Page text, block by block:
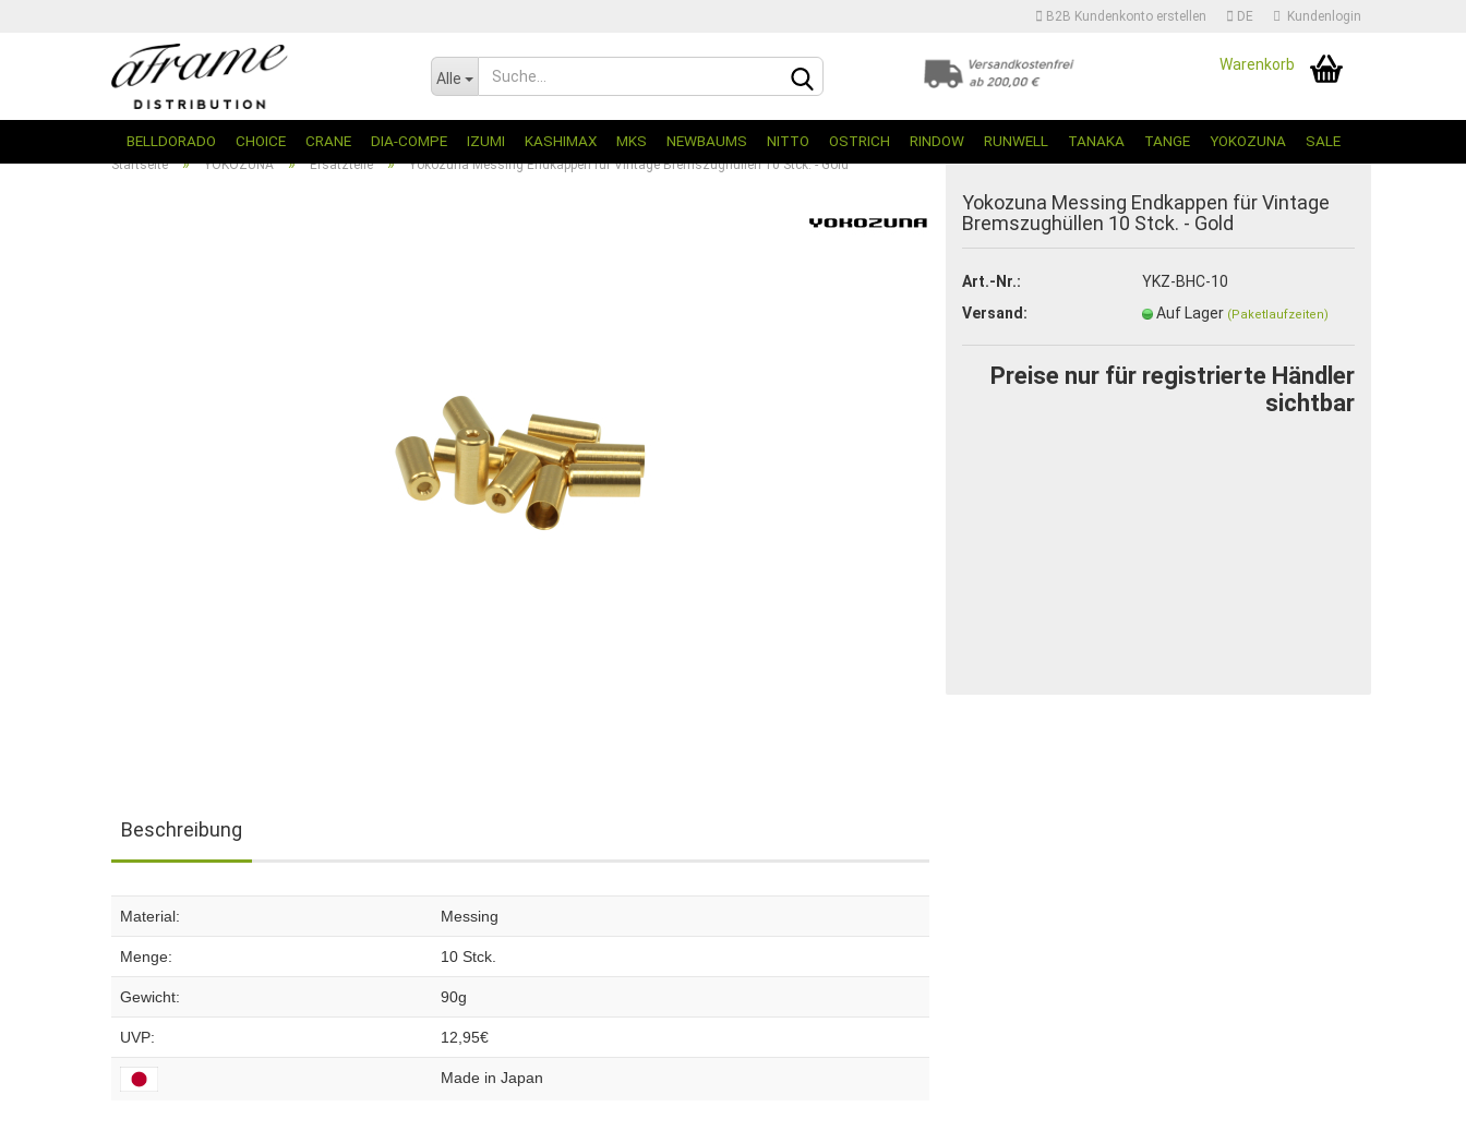
B2B Kundenkonto erstellen DE
Sprache auswählen | Change Language
Kundenlogin
Konto erstellen
Alle
Warenkorb
BELLDORADO CHOICE CRANE DIA-COMPE IZUMI KASHIMAX MKS NEWBAUMS NITTO OSTRICH RINDOW RUNWELL TANAKA TANGE YOKOZUNA SALE
Startseite » YOKOZUNA » Ersatzteile » Yokozuna Messing Endkappen für Vintage Bremszughüllen 10 Stck. - Gold
Yokozuna Messing Endkappen für Vintage
Bremszughüllen 10 Stck. - Gold
Art.-Nr.:
YKZ-BHC-10
Versand:
Auf Lager (Paketlaufzeiten)
Preise nur für registrierte Händler
sichtbar
Beschreibung
Material: Messing
Menge: 10 Stck.
Gewicht: 90g
UVP: 12,95€
Made in Japan